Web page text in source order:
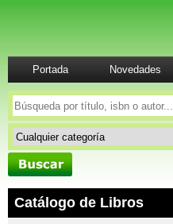
Portada Novedades
Catálogo de Libros